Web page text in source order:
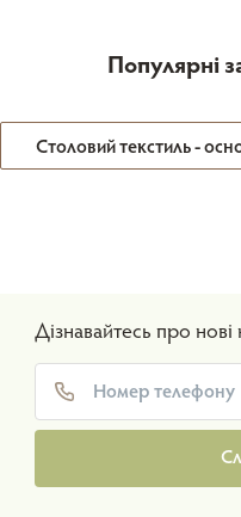
Популярні
Столовий текстиль -
Дізнавайтесь про